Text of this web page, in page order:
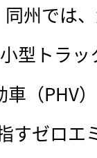
州では、
型トラ
（PHV
すゼロエ